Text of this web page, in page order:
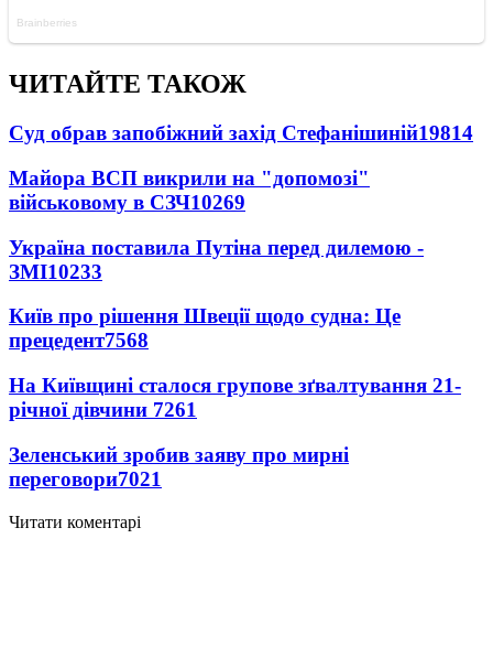
ЧИТАЙТЕ ТАКОЖ
Суд обрав запобіжний захід Стефанішиній19814
Майора ВСП викрили на "допомозі"
військовому в СЗЧ10269
Україна поставила Путіна перед дилемою -
ЗМІ10233
Київ про рішення Швеції щодо судна: Це
прецедент7568
На Київщині сталося групове зґвалтування 21-
річної дівчини 7261
Зеленський зробив заяву про мирні
переговори7021
Читати коментарі